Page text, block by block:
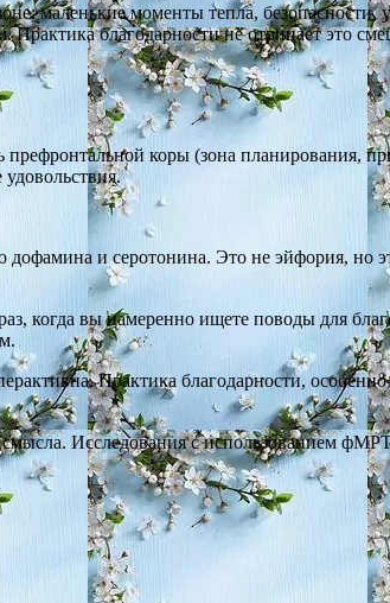
маленькие моменты тепла, безопасности,
благодарности не отрицает это
префронтальной коры (зона планирования,
дофамина и серотонина. Это не эйфория, но
когда вы намеренно ищете поводы для
Практика благодарности,
Исследования с использованием